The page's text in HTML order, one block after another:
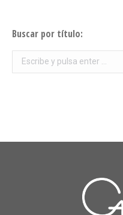
Buscar por título:
Buscar: